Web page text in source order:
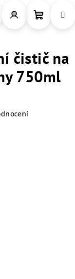
košík
čistič na
750ml